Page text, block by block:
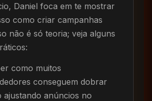
Daniel foca em te mostrar
como criar campanhas
não é só teoria; veja alguns
como muitos
conseguem dobrar
ajustando anúncios no